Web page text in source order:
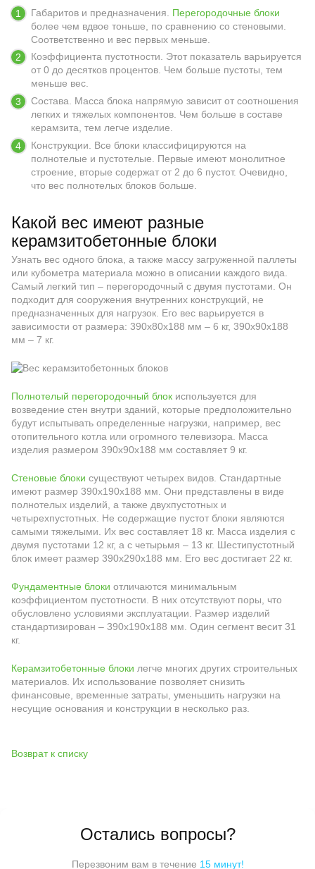
Габаритов и предназначения. Перегородочные блоки
более чем вдвое тоньше, по сравнению со стеновыми.
Соответственно и вес первых меньше.
Коэффициента пустотности. Этот показатель варьируется
от 0 до десятков процентов. Чем больше пустоты, тем
меньше вес.
Состава. Масса блока напрямую зависит от соотношения
легких и тяжелых компонентов. Чем больше в составе
керамзита, тем легче изделие.
Конструкции. Все блоки классифицируются на
полнотелые и пустотелые. Первые имеют монолитное
строение, вторые содержат от 2 до 6 пустот. Очевидно,
что вес полнотелых блоков больше.
Какой вес имеют разные
керамзитобетонные блоки
Узнать вес одного блока, а также массу загруженной паллеты
или кубометра материала можно в описании каждого вида.
Самый легкий тип – перегородочный с двумя пустотами. Он
подходит для сооружения внутренних конструкций, не
предназначенных для нагрузок. Его вес варьируется в
зависимости от размера: 390х80х188 мм – 6 кг, 390х90х188
мм – 7 кг.
Полнотелый перегородочный блок используется для
возведение стен внутри зданий, которые предположительно
будут испытывать определенные нагрузки, например, вес
отопительного котла или огромного телевизора. Масса
изделия размером 390х90х188 мм составляет 9 кг.
Стеновые блоки существуют четырех видов. Стандартные
имеют размер 390х190х188 мм. Они представлены в виде
полнотелых изделий, а также двухпустотных и
четырехпустотных. Не содержащие пустот блоки являются
самыми тяжелыми. Их вес составляет 18 кг. Масса изделия с
двумя пустотами 12 кг, а с четырьмя – 13 кг. Шестипустотный
блок имеет размер 390х290х188 мм. Его вес достигает 22 кг.
Фундаментные блоки отличаются минимальным
коэффициентом пустотности. В них отсутствуют поры, что
обусловлено условиями эксплуатации. Размер изделий
стандартизирован – 390х190х188 мм. Один сегмент весит 31
кг.
Керамзитобетонные блоки легче многих других строительных
материалов. Их использование позволяет снизить
финансовые, временные затраты, уменьшить нагрузки на
несущие основания и конструкции в несколько раз.
Возврат к списку
Остались вопросы?
Перезвоним вам в течение 15 минут!